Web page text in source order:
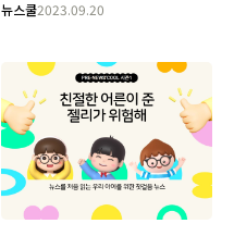
뉴스쿨2023.09.20